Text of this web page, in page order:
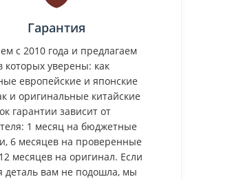
Гарантия
с 2010 года и предлагаем
которых уверены: как
европейские и японские
и оригинальные китайские
гарантии зависит от
1 месяц на бюджетные
6 месяцев на проверенные
месяцев на оригинал. Если
деталь вам не подошла, мы